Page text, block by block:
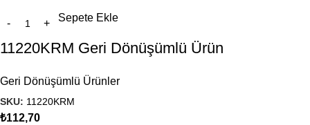
Sepete Ekle
11220KRM Geri Dönüşümlü Ürün
Geri Dönüşümlü Ürünler
SKU: 11220KRM
₺112,70